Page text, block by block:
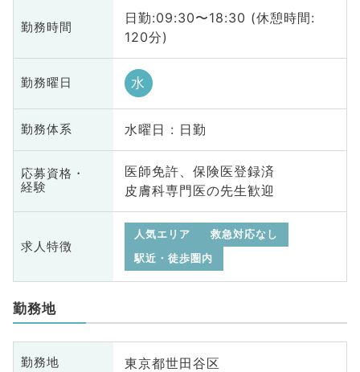
勤務時間
日勤:09:30〜18:30 (休憩時間:
120分)
勤務曜日 水
勤務体系 水曜日 : 日勤
応募資格・
経験
医師免許、保険医登録済
皮膚科専門医の先生歓迎
求人特徴
人気エリア
救急対応なし
駅近・徒歩圏内
勤務地
勤務地 東京都世田谷区